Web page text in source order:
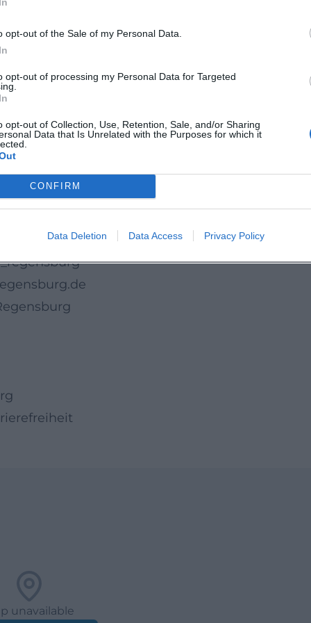
opt-out of the Sale of my Personal Data.
opt-out of processing my Personal Data for Targeted
opt-out of Collection, Use, Retention, Sale, and/or Sharing
Data that Is Unrelated with the Purposes for which it
CONFIRM
Data Deletion Data Access Privacy Policy
Dort geht es regelmäßig um Termine, Projekte
mit klarem Fokus auf Sicherheit und
unterwegs sein wollen
Nutzen und richtet sich an alle, die
Alter aktiv mitdenken. Wer sich für präventive
hier ein informatives Event mit hohem
unavailable